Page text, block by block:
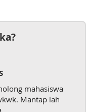
mahasiswa
Mantap lah